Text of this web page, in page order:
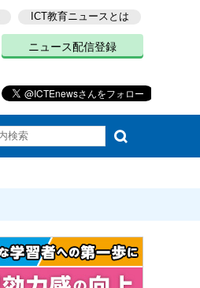
ICT教育ニュースとは
ニュース配信登録